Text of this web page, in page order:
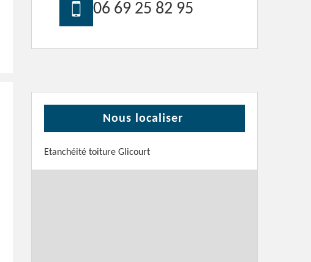
06 69 25 82 95
Nous localiser
Etanchéité toiture Glicourt